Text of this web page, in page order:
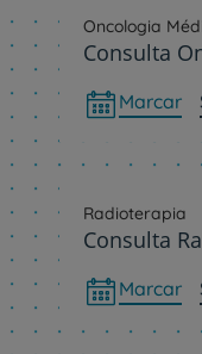
Oncologia
Consulta
Marcar
Radioterapia
Consulta
Marcar